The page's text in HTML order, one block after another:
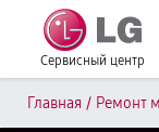
Сервисный центр
Главная / Ремонт